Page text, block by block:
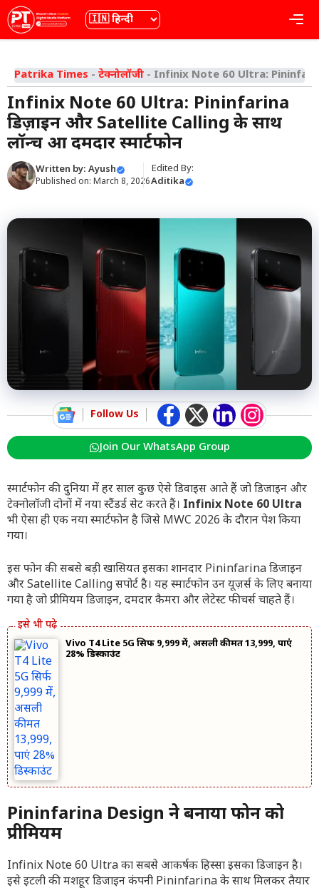
Skip
to
content
भाषा
Patrika Times - टेक्नोलॉजी - Infinix Note 60 Ultra:
Infinix Note 60 Ultra: Pininfarina
डिज़ाइन और Satellite Calling के साथ
लॉन्च हुआ दमदार स्मार्टफोन
Written by: Ayush
Published on: March 8, 2026
Edited By:
Aditika
Follow Us
Join Our WhatsApp Group
स्मार्टफोन की दुनिया में हर साल कुछ ऐसे डिवाइस आते हैं जो डिजाइन और
टेक्नोलॉजी दोनों में नया स्टैंडर्ड सेट करते हैं। Infinix Note 60 Ultra
भी ऐसा ही एक नया स्मार्टफोन है जिसे MWC 2026 के दौरान पेश किया
गया।
इस फोन की सबसे बड़ी खासियत इसका शानदार Pininfarina डिजाइन
और Satellite Calling सपोर्ट है। यह स्मार्टफोन उन यूज़र्स के लिए बनाया
गया है जो प्रीमियम डिजाइन, दमदार कैमरा और लेटेस्ट फीचर्स चाहते हैं।
Vivo T4 Lite 5G सिर्फ 9,999 में, असली कीमत 13,999, पाएं
28% डिस्काउंट
Pininfarina Design ने बनाया फोन को
प्रीमियम
Infinix Note 60 Ultra का सबसे आकर्षक हिस्सा इसका डिजाइन है।
इसे इटली की मशहूर डिजाइन कंपनी Pininfarina के साथ मिलकर तैयार